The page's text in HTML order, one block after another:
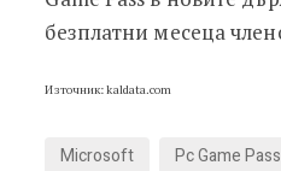
бeзплaтни мeceцa
Източник: kaldata.com
Microsoft Pc Game Pass